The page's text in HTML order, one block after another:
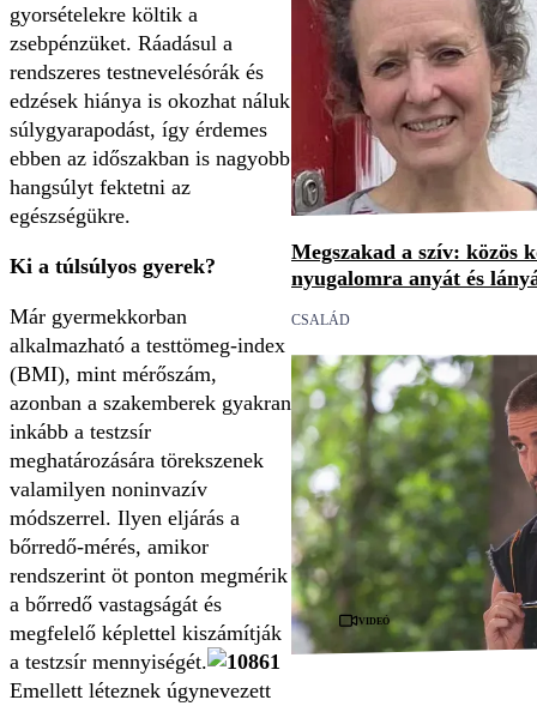
gyorsételekre költik a
zsebpénzüket. Ráadásul a
rendszeres testnevelésórák és
edzések hiánya is okozhat náluk
súlygyarapodást, így érdemes
ebben az időszakban is nagyobb
hangsúlyt fektetni az
egészségükre.
Ki a túlsúlyos gyerek?
Már gyermekkorban
alkalmazható a testtömeg-index
(BMI), mint mérőszám,
azonban a szakemberek gyakran
inkább a testzsír
meghatározására törekszenek
valamilyen noninvazív
módszerrel. Ilyen eljárás a
bőrredő-mérés, amikor
rendszerint öt ponton megmérik
a bőrredő vastagságát és
megfelelő képlettel kiszámítják
a testzsír mennyiségét.
Emellett léteznek úgynevezett
Megszakad a szív: közös
nyugalomra anyát és
CSALÁD
Videó